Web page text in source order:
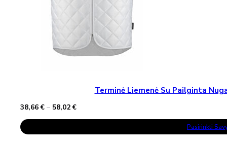
Terminė Liemenė Su Pailginta
38,66€ – 58,02€Price
through
Pasirinkti
This
Product
Has